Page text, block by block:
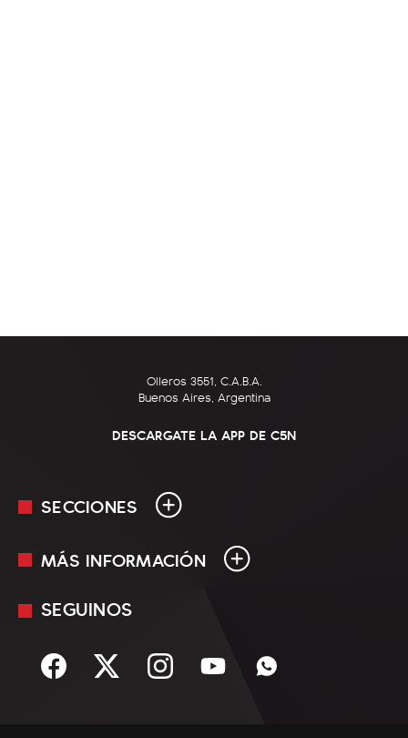
Olleros 3551, C.A.B.A.
Buenos Aires, Argentina
DESCARGATE LA APP DE C5N
SECCIONES
En Vivo
Sociedad
MÁS INFORMACIÓN
Mediakit
Términos y condiciones
SEGUINOS